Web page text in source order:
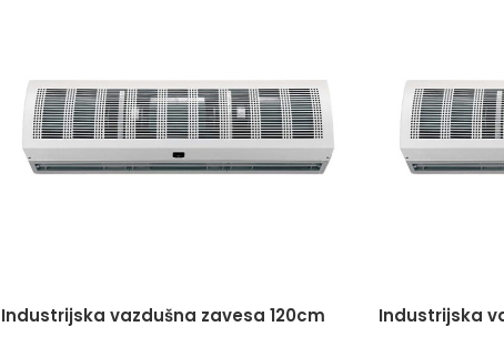
Industrijska vazdušna zavesa 120cm
Industrijska